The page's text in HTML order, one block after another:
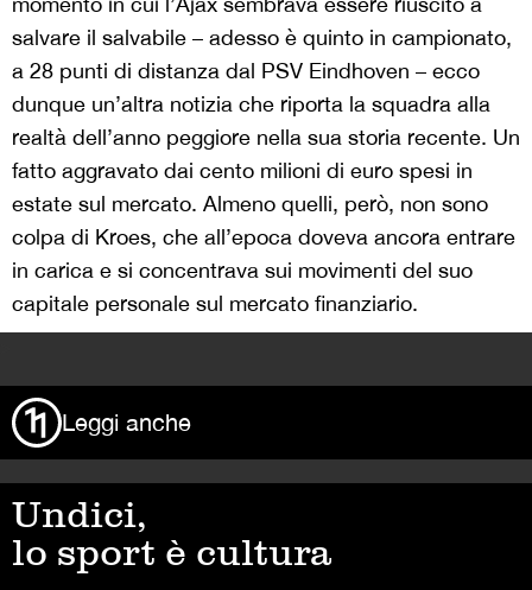
salvare il salvabile – adesso è quinto in campionato,
a 28 punti di distanza dal PSV Eindhoven – ecco
dunque un’altra notizia che riporta la squadra alla
realtà dell’anno peggiore nella sua storia recente. Un
fatto aggravato dai cento milioni di euro spesi in
estate sul mercato. Almeno quelli, però, non sono
colpa di Kroes, che all’epoca doveva ancora entrare
in carica e si concentrava sui movimenti del suo
capitale personale sul mercato finanziario.
Leggi anche
Undici,
lo sport è cultura